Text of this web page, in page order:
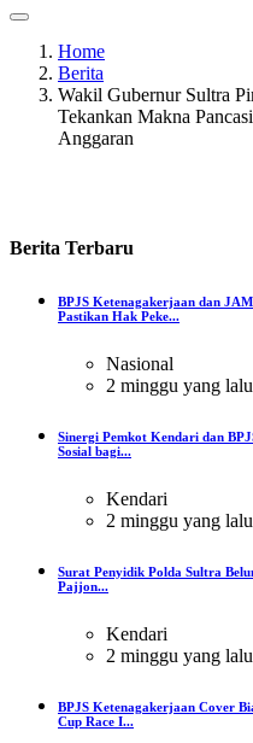
Home
Berita
Wakil Gubernur Sultra
Tekankan Makna
Anggaran
Berita Terbaru
BPJS Ketenagakerjaan dan
Pastikan Hak Peke...
Nasional
2 minggu yang lalu
Sinergi Pemkot Kendari dan
Sosial bagi...
Kendari
2 minggu yang lalu
Surat Penyidik Polda Sultra
Pajjon...
Kendari
2 minggu yang lalu
BPJS Ketenagakerjaan Cover
Cup Race I...